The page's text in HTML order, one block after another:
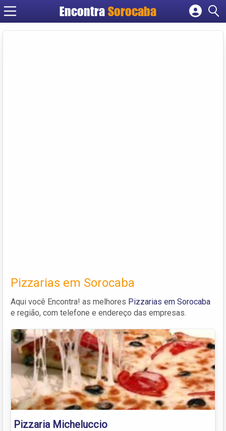
EncontraSorocaba
Cadastrar empresa
Pizzarias em Sorocaba
Aqui você Encontra! as melhores Pizzarias em Sorocaba
e região, com telefone e endereço das empresas.
Pizzaria Micheluccio